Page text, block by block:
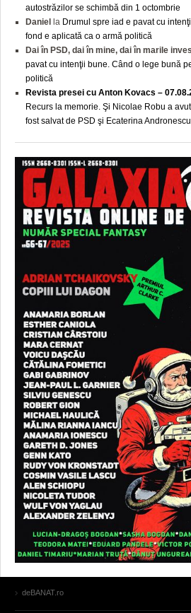
autostrăzilor se schimbă din 1 octombrie
Daniel
la Drumul spre iad e pavat cu
fond e aplicată ca o armă politică
Dai în PSD, dai în mine, dai în marile
pavat cu intenţii bune. Când o lege bună
politică
Revista presei cu Anton Kovacs –
Recurs la memorie. Şi Nicolae Robu a
fost salvat de PSD şi Ecaterina Andronescu
deBANAT.ro